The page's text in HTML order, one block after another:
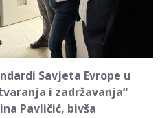
Savjeta Evrope u
i zadržavanja“
Pavličić, bivša